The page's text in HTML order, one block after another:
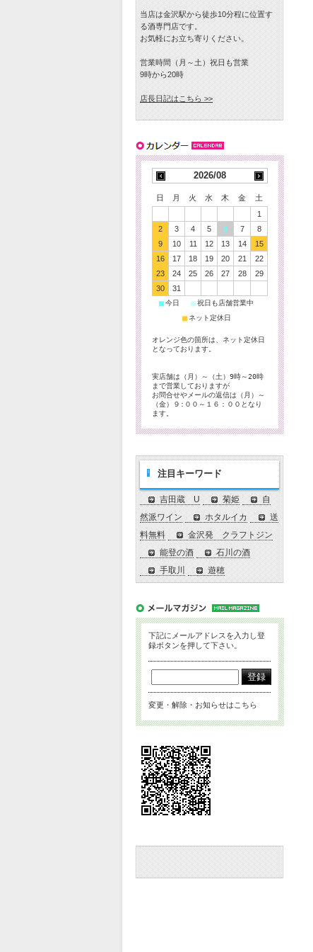
当店は金沢駅から徒歩10分程に位置す
る酒専門店です。
お気軽にお立ち寄りください。
営業時間（月～土）祝日も営業
9時から20時
店長日記はこちら >>
2026/08
日 月 火 水 木 金
土
1
2
3 4 5 6 7
8
9
10 11 12 13 14
15
16
17 18 19 20 21
22
23
24 25 26 27 28
29
30
31
■今日 ■祝日も店舗営業中
■ ネット定休日
オレンジ色の箇所は、ネット定休日
となっております。
実店舗は（月）～（土）9時～20時
まで営業しておりますが
お問合せやメールの返信は（月）～
（金）９:００～１６：００となり
ます。
注目キーワード
吉田蔵 U 菊姫
自
然派ワイン
ホタルイカ
送
料無料
金沢発 クラフトジン
能登の酒
石川の酒
手取川
遊穂
下記にメールアドレスを入力し登
録ボタンを押して下さい。
変更・解除・お知らせはこちら